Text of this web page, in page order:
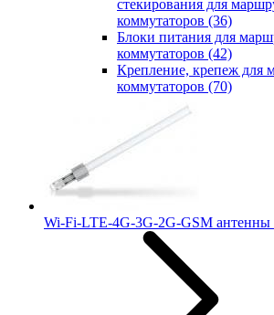
стекирования для
коммутаторов (36)
Блоки питания для
коммутаторов (42)
Крепление, крепеж для
коммутаторов (70)
Wi-Fi-LTE-4G-3G-2G-GSM антенны